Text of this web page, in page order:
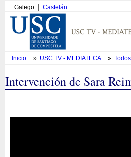
Galego Castelán
Inicio » USC TV - MEDIATECA » Todos
Intervención de Sara